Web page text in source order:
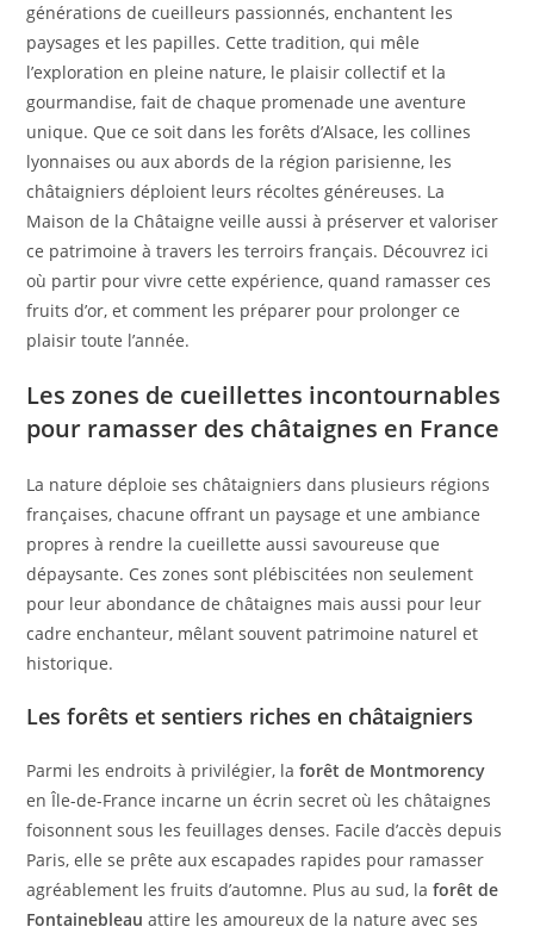
générations de cueilleurs passionnés, enchantent les
paysages et les papilles. Cette tradition, qui mêle
l’exploration en pleine nature, le plaisir collectif et la
gourmandise, fait de chaque promenade une aventure
unique. Que ce soit dans les forêts d’Alsace, les collines
lyonnaises ou aux abords de la région parisienne, les
châtaigniers déploient leurs récoltes généreuses. La
Maison de la Châtaigne veille aussi à préserver et valoriser
ce patrimoine à travers les terroirs français. Découvrez ici
où partir pour vivre cette expérience, quand ramasser ces
fruits d’or, et comment les préparer pour prolonger ce
plaisir toute l’année.
Les zones de cueillettes incontournables
pour ramasser des châtaignes en France
La nature déploie ses châtaigniers dans plusieurs régions
françaises, chacune offrant un paysage et une ambiance
propres à rendre la cueillette aussi savoureuse que
dépaysante. Ces zones sont plébiscitées non seulement
pour leur abondance de châtaignes mais aussi pour leur
cadre enchanteur, mêlant souvent patrimoine naturel et
historique.
Les forêts et sentiers riches en châtaigniers
Parmi les endroits à privilégier, laforêt de Montmorency
en Île-de-France incarne un écrin secret où les châtaignes
foisonnent sous les feuillages denses. Facile d’accès depuis
Paris, elle se prête aux escapades rapides pour ramasser
agréablement les fruits d’automne. Plus au sud, laforêt de
Fontainebleau attire les amoureux de la nature avec ses